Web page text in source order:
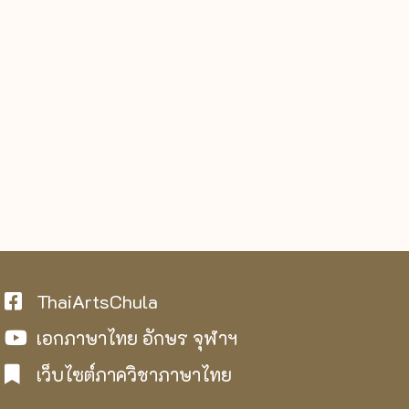
ThaiArtsChula
เอกภาษาไทย อักษร จุฬาฯ
เว็บไซต์ภาควิชาภาษาไทย